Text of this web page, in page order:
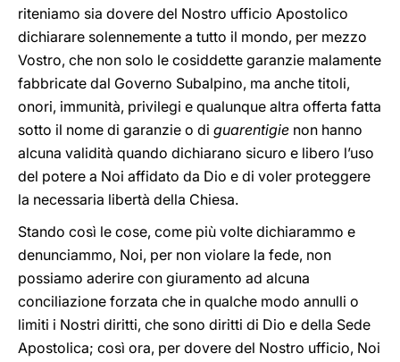
riteniamo sia dovere del Nostro ufficio Apostolico
dichiarare solennemente a tutto il mondo, per mezzo
Vostro, che non solo le cosiddette garanzie malamente
fabbricate dal Governo Subalpino, ma anche titoli,
onori, immunità, privilegi e qualunque altra offerta fatta
sotto il nome di garanzie o di guarentigie non hanno
alcuna validità quando dichiarano sicuro e libero l’uso
del potere a Noi affidato da Dio e di voler proteggere
la necessaria libertà della Chiesa.
Stando così le cose, come più volte dichiarammo e
denunciammo, Noi, per non violare la fede, non
possiamo aderire con giuramento ad alcuna
conciliazione forzata che in qualche modo annulli o
limiti i Nostri diritti, che sono diritti di Dio e della Sede
Apostolica; così ora, per dovere del Nostro ufficio, Noi